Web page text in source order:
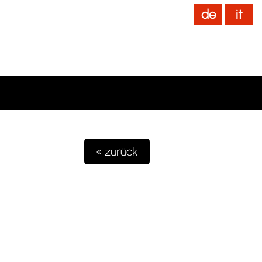
[ IT ]
Home it
de
« zurück